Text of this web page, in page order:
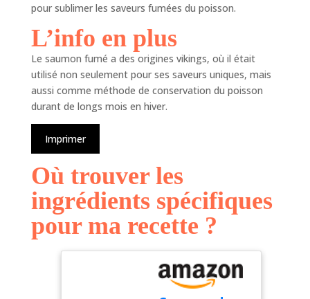
pour sublimer les saveurs fumées du poisson.
L’info en plus
Le saumon fumé a des origines vikings, où il était
utilisé non seulement pour ses saveurs uniques, mais
aussi comme méthode de conservation du poisson
durant de longs mois en hiver.
Imprimer
Où trouver les
ingrédients spécifiques
pour ma recette ?